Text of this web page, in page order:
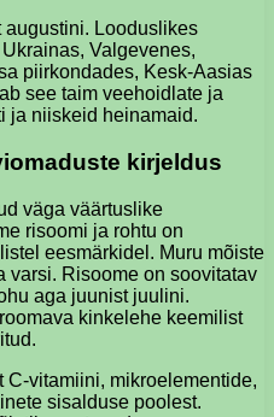
augustini. Looduslikes
Valgevenes,
piirkondades, Kesk-Aasias
see taim veehoidlate ja
ja niiskeid heinamaid.
kirjeldus
väga väärtuslike
risoomi ja rohtu on
eesmärkidel. Muru mõiste
varsi. Risoome on soovitatav
aga juunist juulini.
kinkelehe keemilist
vitamiini, mikroelementide,
sisalduse poolest.